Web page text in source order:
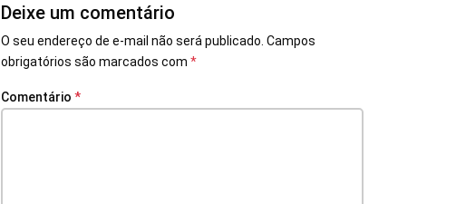
Deixe um comentário
O seu endereço de e-mail não será publicado. Campos
obrigatórios são marcados com *
Comentário *